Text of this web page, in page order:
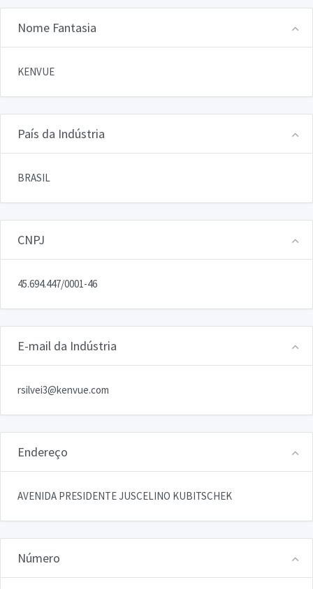
Nome Fantasia
KENVUE
País da Indústria
BRASIL
CNPJ
45.694.447/0001-46
E-mail da Indústria
rsilvei3@kenvue.com
Endereço
AVENIDA PRESIDENTE JUSCELINO KUBITSCHEK
Número